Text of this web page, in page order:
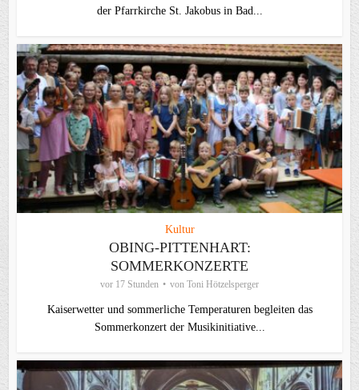
der Pfarrkirche St. Jakobus in Bad...
Kultur
OBING-PITTENHART:
SOMMERKONZERTE
vor 17 Stunden von Toni Hötzelsperger
Kaiserwetter und sommerliche Temperaturen begleiten das
Sommerkonzert der Musikinitiative...